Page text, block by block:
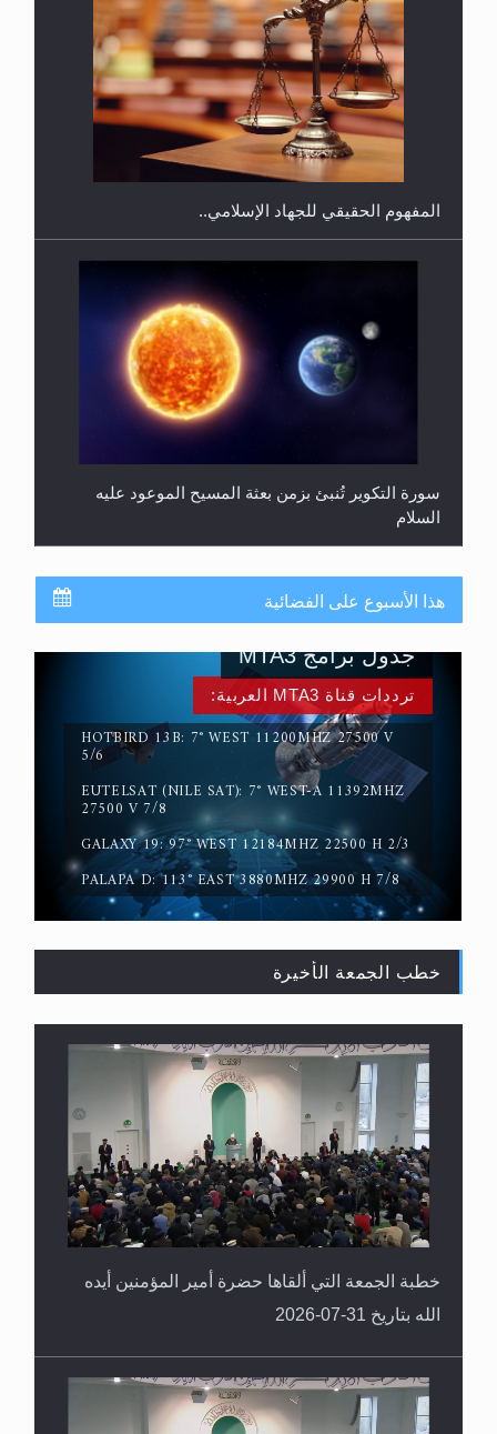
هل يجوز فتح مشروع كوافير نسائي للمحجبات وغير
المحجبات؟
المفهوم الحقيقي للجهاد الإسلامي..
سورة التكوير تُنبئ بزمن بعثة المسيح الموعود عليه
السلام
حقيقة المسيح الدجال
القرآن قاضٍ وحكمٌ على السنة ومهيمنٌ عليها.. ليس
العكس
هذا الأسبوع على الفضائية
ترددات قناة MTA3 العربية:
HOTBIRD 13B: 7° WEST 11200MHZ 27500 V
5/6
EUTELSAT (NILE SAT): 7° WEST-A 11392MHZ
27500 V 7/8
GALAXY 19: 97° WEST 12184MHZ 22500 H 2/3
PALAPA D: 113° EAST 3880MHZ 29900 H 7/8
جدول برامج MTA3
خطب الجمعة الأخيرة
خطبة الجمعة التي ألقاها حضرة أمير المؤمنين أيده
الله بتاريخ 31-07-2026